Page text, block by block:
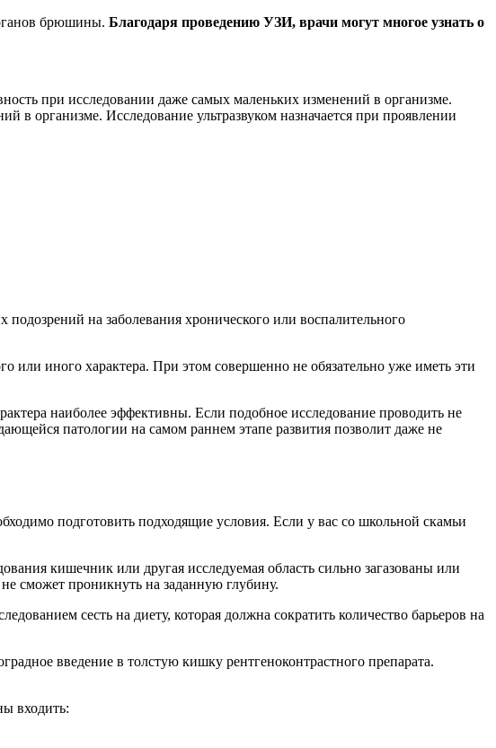
брюшины. Благодаря проведению УЗИ, врачи могут многое узнать о
при исследовании даже самых маленьких изменений в организме.
организме. Исследование ультразвуком назначается при проявлении
на заболевания хронического или воспалительного
или иного характера. При этом совершенно не обязательно уже иметь эти
наиболее эффективны. Если подобное исследование проводить не
патологии на самом раннем этапе развития позволит даже не
подготовить подходящие условия. Если у вас со школьной скамьи
кишечник или другая исследуемая область сильно загазованы или
сможет проникнуть на заданную глубину.
сесть на диету, которая должна сократить количество барьеров на
введение в толстую кишку рентгеноконтрастного препарата.
входить: